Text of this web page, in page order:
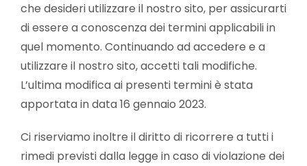
che desideri utilizzare il nostro sito, per assicurarti
di essere a conoscenza dei termini applicabili in
quel momento. Continuando ad accedere e a
utilizzare il nostro sito, accetti tali modifiche.
L’ultima modifica ai presenti termini è stata
apportata in data 16 gennaio 2023.
Ci riserviamo inoltre il diritto di ricorrere a tutti i
rimedi previsti dalla legge in caso di violazione dei